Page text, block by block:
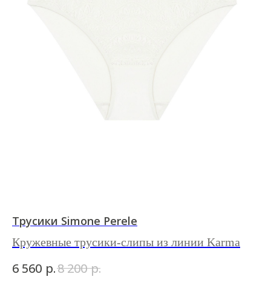
Трусики Simone Perele
Кружевные трусики-слипы из линии Karma
6 560 р.8 200 р.